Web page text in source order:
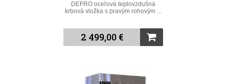
DEFRO oceľová teplovzdušná
krbová vložka s pravým rohovým ...
2 499,00 €